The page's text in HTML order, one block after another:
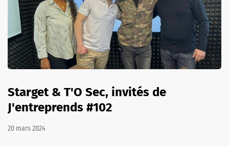
Starget & T'O Sec, invités de
J'entreprends #102
20 mars 2024